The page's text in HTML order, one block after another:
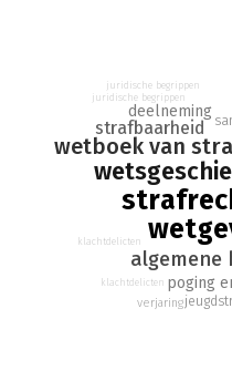
dergelijke. Deze
raadplegen (www.wetten.nl).
Daarnaast bevat de tweede
2021. Dus inclusief de
bepalingen uit het Wetboek
van Strafvordering.
wetboek van
algemene
strafbaarheid
deelneming
poging
verjaring
juridische begrippen
klachtdelicten
juridische begrippen
klachtdelicten